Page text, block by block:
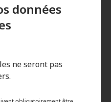
données
ne seront pas